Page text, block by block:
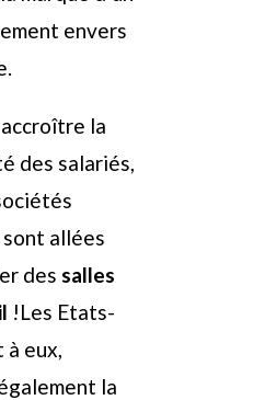
envers
la
des salariés,
allées
des salles
!Les Etats-
à eux,
la